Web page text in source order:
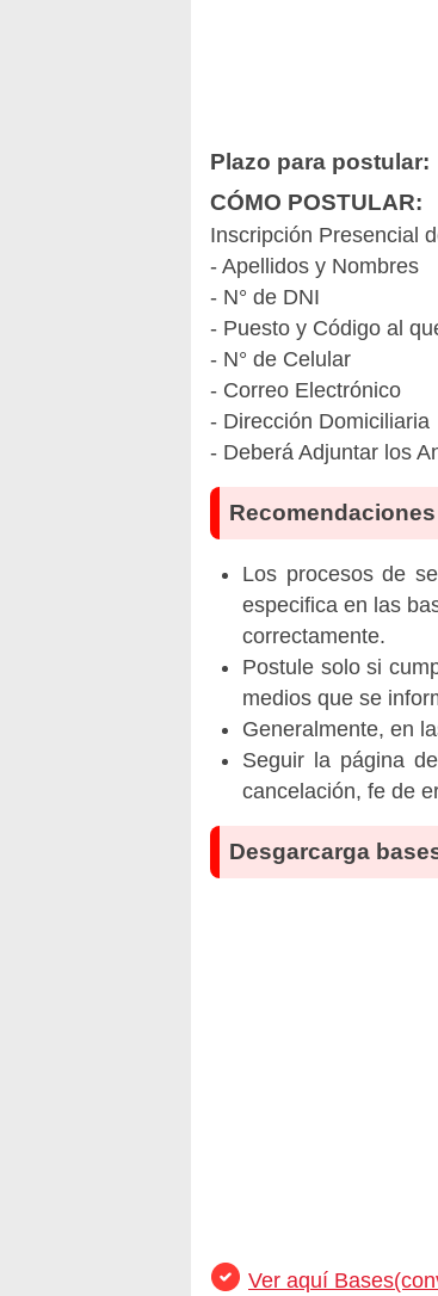
Plazo para postular:
CÓMO POSTULAR:
Inscripción Presencial
- Apellidos y Nombres
- N° de DNI
- Puesto y Código al
- N° de Celular
- Correo Electrónico
- Dirección Domiciliaria
- Deberá Adjuntar los
Los procesos de
especifica en las
correctamente.
Postule solo si
medios que se
Generalmente, en
Seguir la página
cancelación, fe de
Desgarcarga
Ver aquí